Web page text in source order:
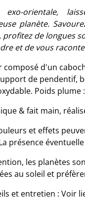
exo-orientale,
planète.
profitez de longues
et de vous
composé d'un
de pendentif,
Poids plume
& fait main,
et effets
présence
les planètes
au soleil et
et entretien : Voir